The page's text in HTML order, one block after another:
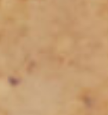
Fadenteig mit Honig